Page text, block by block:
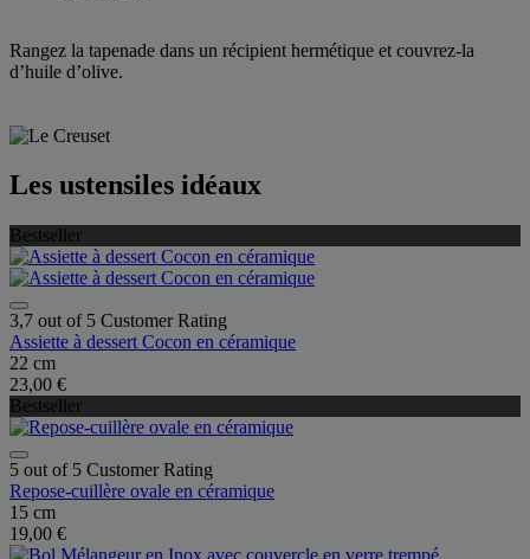
Rangez la tapenade dans un récipient hermétique et couvrez-la
d’huile d’olive.
Les ustensiles idéaux
Bestseller
3,7 out of 5 Customer Rating
Assiette à dessert Cocon en céramique
22 cm
23,00 €
Bestseller
5 out of 5 Customer Rating
Repose-cuillère ovale en céramique
15 cm
19,00 €